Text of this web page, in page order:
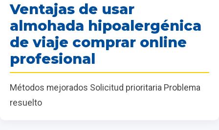
Ventajas de usar
almohada hipoalergénica
de viaje comprar online
profesional
Métodos mejorados Solicitud prioritaria Problema
resuelto